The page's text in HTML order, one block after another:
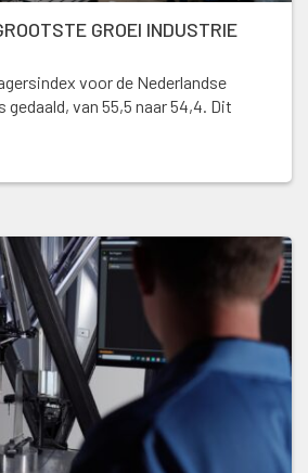
GROEI INDUSTRIE
voor de Nederlandse
van 55,5 naar 54,4. Dit